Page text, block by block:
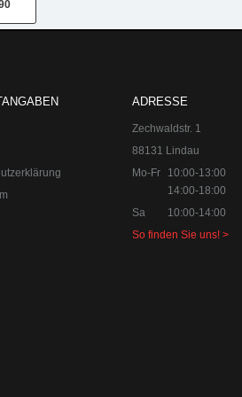
ADRESSE
Zechwaldstr. 1
88131 Lindau
Mo-Fr
10:00-13:00
14:00-18:00
Sa
10:00-14:00
So finden Sie uns! >